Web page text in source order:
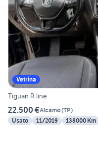
Vetrina
Tiguan R line
22.500 €Alcamo(TP)
Usato
11/2019 138000 Km